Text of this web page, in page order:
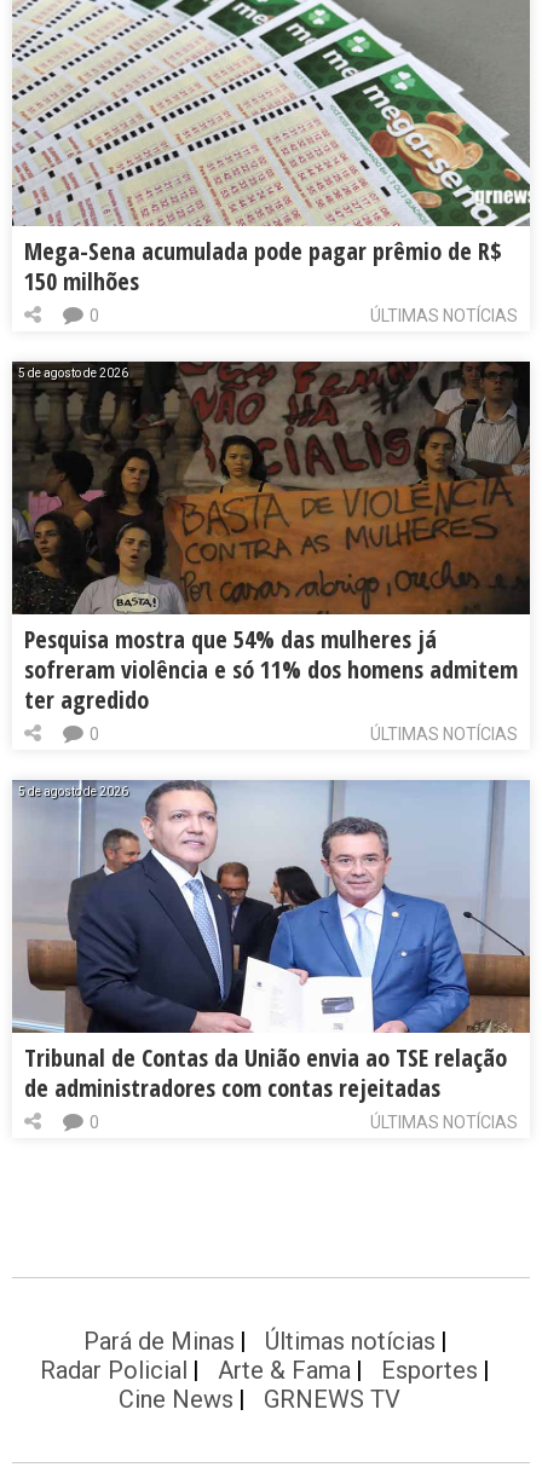
Mega-Sena acumulada pode pagar prêmio de R$
150 milhões
ÚLTIMAS NOTÍCIAS
0
5 de agosto de 2026
Pesquisa mostra que 54% das mulheres já
sofreram violência e só 11% dos homens admitem
ter agredido
ÚLTIMAS NOTÍCIAS
0
5 de agosto de 2026
Tribunal de Contas da União envia ao TSE relação
de administradores com contas rejeitadas
ÚLTIMAS NOTÍCIAS
0
Pará de Minas
Últimas notícias
Radar Policial
Arte & Fama
Esportes
Cine News
GRNEWS TV